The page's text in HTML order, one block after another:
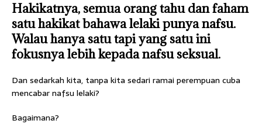
Hakikatnya, semua orang tahu dan faham
satu hakikat bahawa lelaki punya nafsu.
Walau hanya satu tapi yang satu ini
fokusnya lebih kepada nafsu seksual.
Dan sedarkah kita, tanpa kita sedari ramai perempuan cuba
mencabar nafsu lelaki?
Bagaimana?